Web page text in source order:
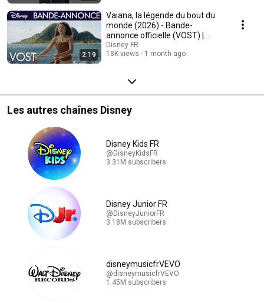
2:19
Vaiana, la légende du bout du
monde (2026) - Bande-
annonce officielle (VOST) |
Disney
Disney FR
18K views
1 month ago
Les autres chaînes Disney
Disney Kids FR
@DisneyKidsFR
3.31M subscribers
Disney Junior FR
@DisneyJuniorFR
3.18M subscribers
disneymusicfrVEVO
@disneymusicfrVEVO
1.45M subscribers